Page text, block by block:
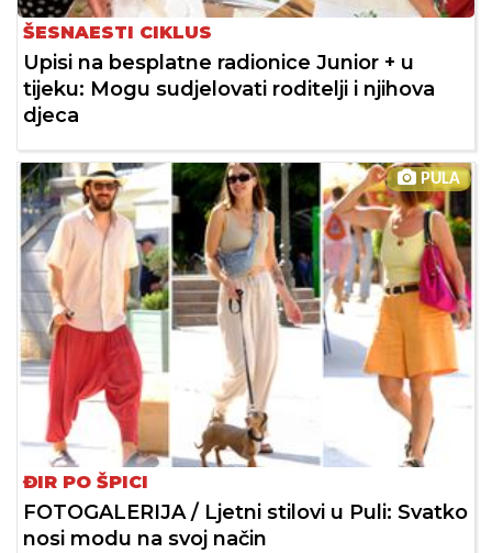
ŠESNAESTI CIKLUS
Upisi na besplatne radionice Junior + u
tijeku: Mogu sudjelovati roditelji i njihova
djeca
PULA
ĐIR PO ŠPICI
FOTOGALERIJA / Ljetni stilovi u Puli: Svatko
nosi modu na svoj način